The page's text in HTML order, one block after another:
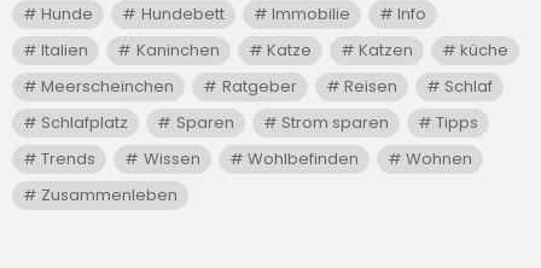
Hunde
Hundebett Immobilie
Info
Italien
Kaninchen Katze Katzen
küche
Meerscheinchen
Ratgeber Reisen
Schlaf
Schlafplatz
Sparen Strom sparen
Tipps
Trends
Wissen Wohlbefinden
Wohnen
Zusammenleben